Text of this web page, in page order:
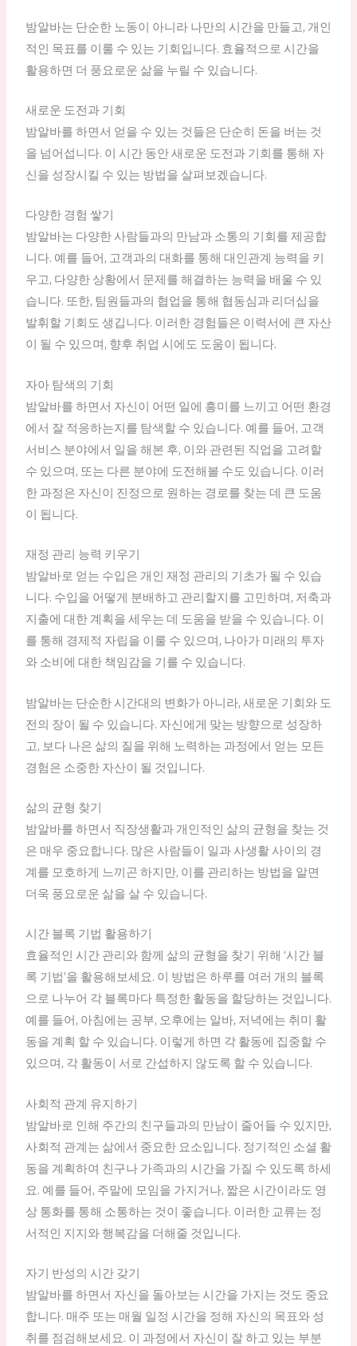
밤알바는 단순한 노동이 아니라 나만의 시간을 만들고, 개인
적인 목표를 이룰 수 있는 기회입니다. 효율적으로 시간을
활용하면 더 풍요로운 삶을 누릴 수 있습니다.
새로운 도전과 기회
밤알바를 하면서 얻을 수 있는 것들은 단순히 돈을 버는 것
을 넘어섭니다. 이 시간 동안 새로운 도전과 기회를 통해 자
신을 성장시킬 수 있는 방법을 살펴보겠습니다.
다양한 경험 쌓기
밤알바는 다양한 사람들과의 만남과 소통의 기회를 제공합
니다. 예를 들어, 고객과의 대화를 통해 대인관계 능력을 키
우고, 다양한 상황에서 문제를 해결하는 능력을 배울 수 있
습니다. 또한, 팀원들과의 협업을 통해 협동심과 리더십을
발휘할 기회도 생깁니다. 이러한 경험들은 이력서에 큰 자산
이 될 수 있으며, 향후 취업 시에도 도움이 됩니다.
자아 탐색의 기회
밤알바를 하면서 자신이 어떤 일에 흥미를 느끼고 어떤 환경
에서 잘 적응하는지를 탐색할 수 있습니다. 예를 들어, 고객
서비스 분야에서 일을 해본 후, 이와 관련된 직업을 고려할
수 있으며, 또는 다른 분야에 도전해볼 수도 있습니다. 이러
한 과정은 자신이 진정으로 원하는 경로를 찾는 데 큰 도움
이 됩니다.
재정 관리 능력 키우기
밤알바로 얻는 수입은 개인 재정 관리의 기초가 될 수 있습
니다. 수입을 어떻게 분배하고 관리할지를 고민하며, 저축과
지출에 대한 계획을 세우는 데 도움을 받을 수 있습니다. 이
를 통해 경제적 자립을 이룰 수 있으며, 나아가 미래의 투자
와 소비에 대한 책임감을 기를 수 있습니다.
밤알바는 단순한 시간대의 변화가 아니라, 새로운 기회와 도
전의 장이 될 수 있습니다. 자신에게 맞는 방향으로 성장하
고, 보다 나은 삶의 질을 위해 노력하는 과정에서 얻는 모든
경험은 소중한 자산이 될 것입니다.
삶의 균형 찾기
밤알바를 하면서 직장생활과 개인적인 삶의 균형을 찾는 것
은 매우 중요합니다. 많은 사람들이 일과 사생활 사이의 경
계를 모호하게 느끼곤 하지만, 이를 관리하는 방법을 알면
더욱 풍요로운 삶을 살 수 있습니다.
시간 블록 기법 활용하기
효율적인 시간 관리와 함께 삶의 균형을 찾기 위해 ‘시간 블
록 기법’을 활용해보세요. 이 방법은 하루를 여러 개의 블록
으로 나누어 각 블록마다 특정한 활동을 할당하는 것입니다.
예를 들어, 아침에는 공부, 오후에는 알바, 저녁에는 취미 활
동을 계획 할 수 있습니다. 이렇게 하면 각 활동에 집중할 수
있으며, 각 활동이 서로 간섭하지 않도록 할 수 있습니다.
사회적 관계 유지하기
밤알바로 인해 주간의 친구들과의 만남이 줄어들 수 있지만,
사회적 관계는 삶에서 중요한 요소입니다. 정기적인 소셜 활
동을 계획하여 친구나 가족과의 시간을 가질 수 있도록 하세
요. 예를 들어, 주말에 모임을 가지거나, 짧은 시간이라도 영
상 통화를 통해 소통하는 것이 좋습니다. 이러한 교류는 정
서적인 지지와 행복감을 더해줄 것입니다.
자기 반성의 시간 갖기
밤알바를 하면서 자신을 돌아보는 시간을 가지는 것도 중요
합니다. 매주 또는 매월 일정 시간을 정해 자신의 목표와 성
취를 점검해보세요. 이 과정에서 자신이 잘 하고 있는 부분